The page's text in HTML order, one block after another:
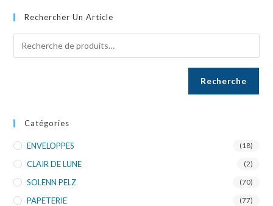
Rechercher Un Article
Recherche
Catégories
ENVELOPPES (18)
CLAIR DE LUNE (2)
SOLENN PELZ (70)
PAPETERIE (77)